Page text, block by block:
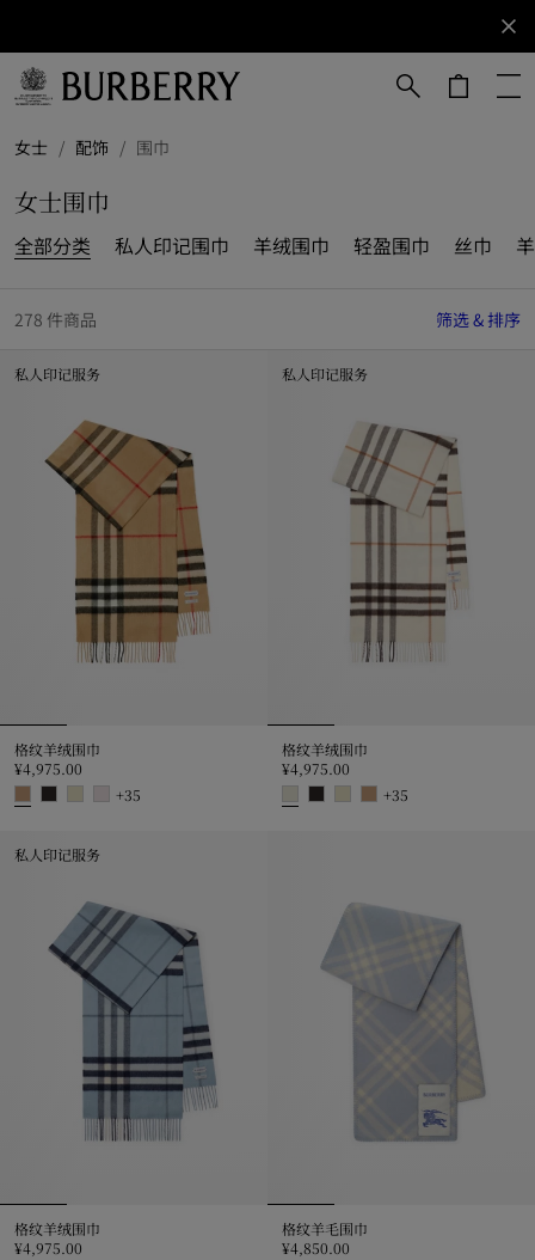
订阅获取
Burberry
品牌资
女士 / 配饰 / 围巾
女士围巾
全部分类 私人印记围巾 羊绒围巾 轻盈围巾 丝巾
278 件商品 筛选 & 排序
私人印记服务
格纹羊绒围巾
¥4,975.00
+35
私人印记服务
格纹羊绒围巾
¥4,975.00
+35
私人印记服务
格纹羊绒围巾
¥4,975.00
格纹羊毛围巾
¥4,850.00